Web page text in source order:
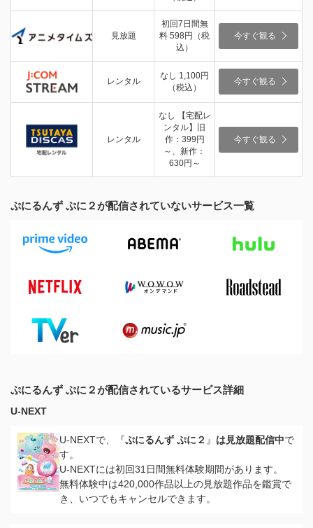
見放題
初回7日間無
料 598円（税
込）
今すぐ観る
レンタル
なし 1,100円
（税込）
今すぐ観る
レンタル
なし 【宅配レ
ンタル】旧
作：399円
～、新作：
630円～
今すぐ観る
ぷにるんず ぷに２が配信されていないサービス一覧
ぷにるんず ぷに２が配信されているサービス詳細
U-NEXT
U-NEXTで、『ぷにるんず ぷに２ 』 は見放題配信中で
す。
U-NEXTには初回31日間無料体験期間があります。
無料体験中は420,000作品以上の見放題作品を鑑賞で
き、いつでもキャンセルできます。